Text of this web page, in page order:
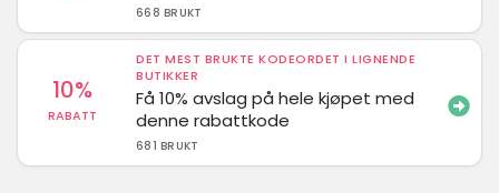
668 BRUKT
10%
RABATT
DET MEST BRUKTE KODEORDET I LIGNENDE
BUTIKKER
Få 10% avslag på hele kjøpet med
denne rabattkode
681 BRUKT